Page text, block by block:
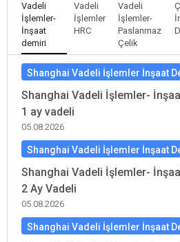
Vadeli
İşlemler-
İnşaat
demiri
Vadeli
İşlemler
HRC
Vadeli
İşlemler-
Paslanmaz
Çelik
Shanghai Vadeli İşlemler İnşaat
Shanghai Vadeli İşlemler-
1 ay vadeli
05.08.2026
Shanghai Vadeli İşlemler İnşaat
Shanghai Vadeli İşlemler-
2 Ay Vadeli
05.08.2026
Shanghai Vadeli İşlemler İnşaat